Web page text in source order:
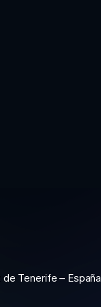
de Tenerife – España